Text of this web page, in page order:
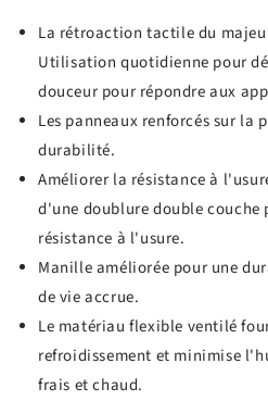
La rétroaction tactile du
Utilisation quotidienne pour
douceur pour répondre aux
Les panneaux renforcés sur la
durabilité.
Améliorer la résistance à
d'une doublure double couche
résistance à l'usure.
Manille améliorée pour une
de vie accrue.
Le matériau flexible ventilé
refroidissement et minimise
frais et chaud.